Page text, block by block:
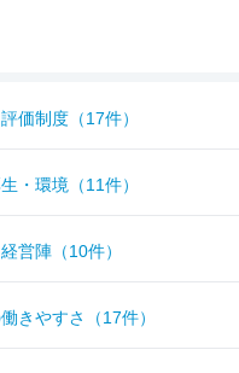
価制度（17件）
・環境（11件）
営陣（10件）
きやすさ（17件）